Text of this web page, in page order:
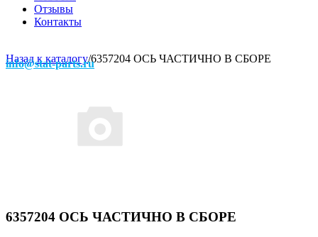
Отзывы
Контакты
info@stat-parts.ru
Назад к каталогу/6357204 ОСЬ ЧАСТИЧНО В СБОРЕ
6357204 ОСЬ ЧАСТИЧНО В СБОРЕ